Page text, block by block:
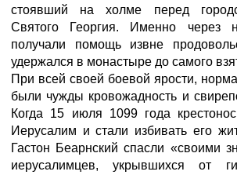
стоявший на холме перед
Святого Георгия. Именно через
получали помощь извне
удержался в монастыре до самого
При всей своей боевой ярости,
были чужды кровожадность и
Когда 15 июля 1099 года
Иерусалим и стали избивать его
Гастон Беарнский спасли «своими
иерусалимцев, укрывшихся от